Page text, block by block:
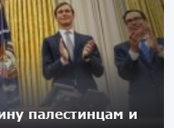
палестинцам и